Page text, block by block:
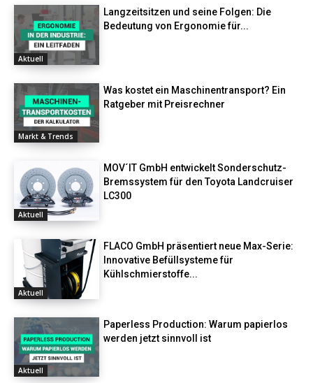
Aktuell
Langzeitsitzen und seine Folgen: Die
Bedeutung von Ergonomie für...
Markt & Trends
Was kostet ein Maschinentransport? Ein
Ratgeber mit Preisrechner
Aktuell
MOV´IT GmbH entwickelt Sonderschutz-
Bremssystem für den Toyota Landcruiser
LC300
Aktuell
FLACO GmbH präsentiert neue Max-Serie:
Innovative Befüllsysteme für
Kühlschmierstoffe...
Aktuell
Paperless Production: Warum papierlos
werden jetzt sinnvoll ist